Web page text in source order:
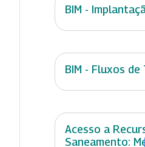
BIM -
BIM - Fluxos de
Acesso a
Saneamento: